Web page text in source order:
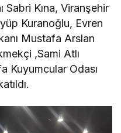
Sabri Kına, Viranşehir
Kuranoğlu, Evren
Mustafa Arslan
,Sami Atlı
Kuyumcular Odası